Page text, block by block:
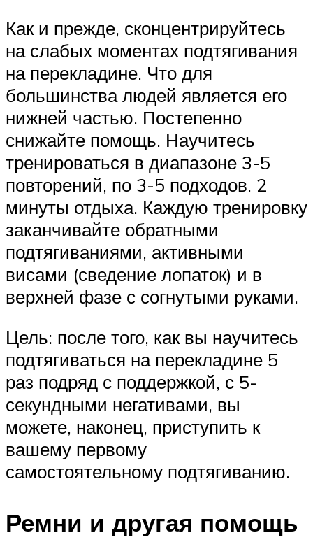
Как и прежде, сконцентрируйтесь
на слабых моментах подтягивания
на перекладине. Что для
большинства людей является его
нижней частью. Постепенно
снижайте помощь. Научитесь
тренироваться в диапазоне 3-5
повторений, по 3-5 подходов. 2
минуты отдыха. Каждую тренировку
заканчивайте обратными
подтягиваниями, активными
висами (сведение лопаток) и в
верхней фазе с согнутыми руками.
Цель: после того, как вы научитесь
подтягиваться на перекладине 5
раз подряд с поддержкой, с 5-
секундными негативами, вы
можете, наконец, приступить к
вашему первому
самостоятельному подтягиванию.
Ремни и другая помощь